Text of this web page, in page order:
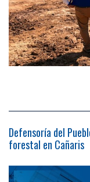
Defensoría del
forestal en Cañaris